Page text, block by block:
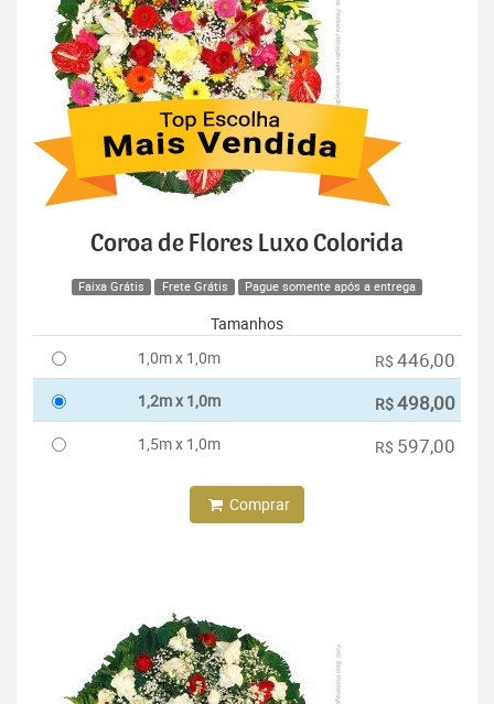
Coroa de Flores Luxo Colorida
Faixa Grátis Frete Grátis Pague somente após a entrega
Tamanhos
1,0m x 1,0m
R$ 446,00
1,2m x 1,0m R$498,00
1,5m x 1,0m R$ 597,00
Comprar